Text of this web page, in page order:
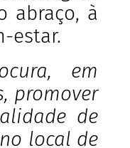
abraço, à
estar.
em
promover
de
local de